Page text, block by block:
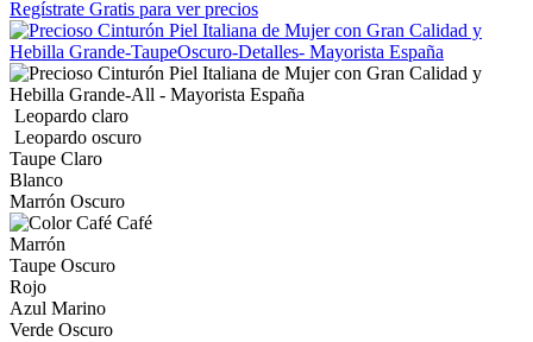
Regístrate Gratis para ver precios
Leopardo claro
Leopardo oscuro
Taupe Claro
Blanco
Marrón Oscuro
Café
Marrón
Taupe Oscuro
Rojo
Azul Marino
Verde Oscuro